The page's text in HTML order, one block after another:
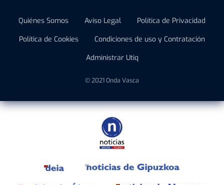
Quiénes Somos Aviso Legal
Política de Privacidad
Política de Cookies
Condiciones de uso y Contratación
Administrar Utiq
© 2021 Onda Vasca